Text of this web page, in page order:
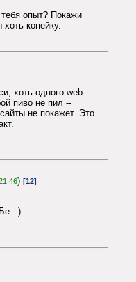
опыт? Покажи
копейку.
хоть одного web-
пиво не пил --
не покажет. Это
) [12]
:-)